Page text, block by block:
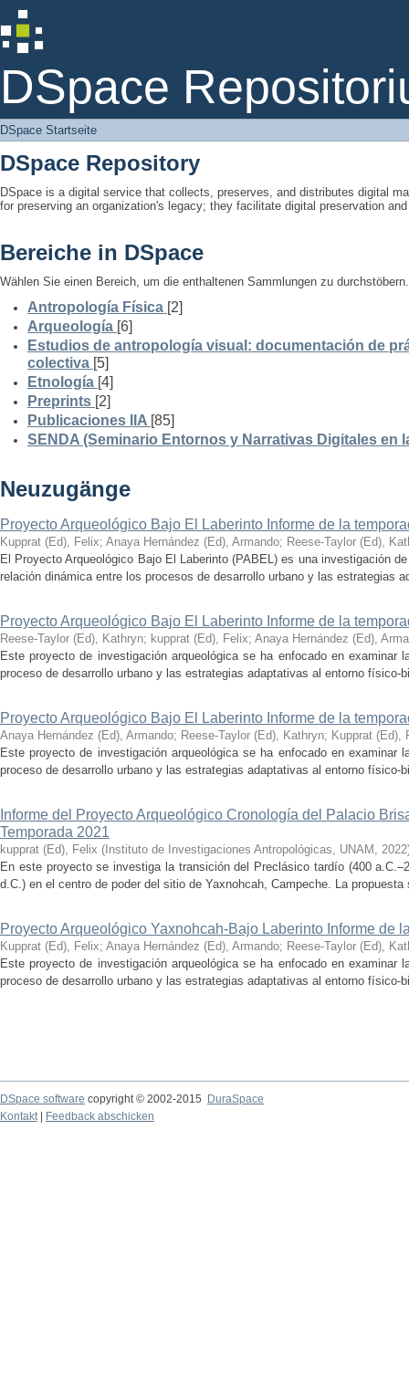
DSpace
DSpace Startseite
DSpace Startseite
DSpace Repository
DSpace is a digital service that collects, preserves, and distributes digital
for preserving an organization's legacy; they facilitate digital preservation
Bereiche in DSpace
Wählen Sie einen Bereich, um die enthaltenen Sammlungen zu durchstöbern.
Antropología Física [2]
Arqueología [6]
Estudios de antropología visual: documentación de
colectiva [5]
Etnología [4]
Preprints [2]
Publicaciones IIA [85]
SENDA (Seminario Entornos y Narrativas Digitales en
Neuzugänge
Proyecto Arqueológico Bajo El Laberinto Informe de la
Kupprat (Ed), Felix; Anaya Hernández (Ed), Armando; Reese-Taylor (Ed),
El Proyecto Arqueológico Bajo El Laberinto (PABEL) es una investigación
relación dinámica entre los procesos de desarrollo urbano y las estrategias
Proyecto Arqueológico Bajo El Laberinto Informe de la
Reese-Taylor (Ed), Kathryn; kupprat (Ed), Felix; Anaya Hernández (Ed),
Este proyecto de investigación arqueológica se ha enfocado en examinar
proceso de desarrollo urbano y las estrategias adaptativas al entorno físico-
Proyecto Arqueológico Bajo El Laberinto Informe de la
Anaya Hernández (Ed), Armando; Reese-Taylor (Ed), Kathryn; Kupprat (Ed),
Este proyecto de investigación arqueológica se ha enfocado en examinar
proceso de desarrollo urbano y las estrategias adaptativas al entorno físico-
Informe del Proyecto Arqueológico Cronología del Palacio
Temporada 2021
kupprat (Ed), Felix ( Instituto de Investigaciones Antropológicas, UNAM , 2022
En este proyecto se investiga la transición del Preclásico tardío (400
d.C.) en el centro de poder del sitio de Yaxnohcah, Campeche. La
Proyecto Arqueológico Yaxnohcah-Bajo Laberinto Informe de
Kupprat (Ed), Felix; Anaya Hernández (Ed), Armando; Reese-Taylor (Ed),
Este proyecto de investigación arqueológica se ha enfocado en examinar
proceso de desarrollo urbano y las estrategias adaptativas al entorno físico-
DSpace software copyright © 2002-2015
DuraSpace
Kontakt| Feedback abschicken